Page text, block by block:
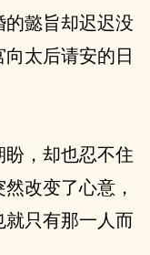
懿旨却迟迟没
太后请安的日
，却也忍不住
改变了心意，
只有那一人而